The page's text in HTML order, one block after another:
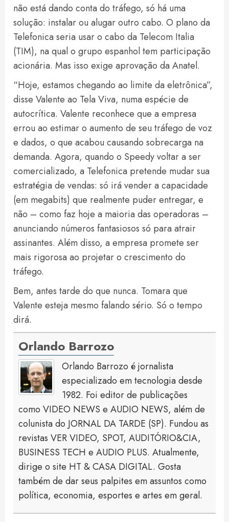
não está dando conta do tráfego, só há uma
solução: instalar ou alugar outro cabo. O plano da
Telefonica seria usar o cabo da Telecom Italia
(TIM), na qual o grupo espanhol tem participação
acionária. Mas isso exige aprovação da Anatel.
“Hoje, estamos chegando ao limite da eletrônica”,
disse Valente ao Tela Viva, numa espécie de
autocrítica. Valente reconhece que a empresa
errou ao estimar o aumento de seu tráfego de voz
e dados, o que acabou causando sobrecarga na
demanda. Agora, quando o Speedy voltar a ser
comercializado, a Telefonica pretende mudar sua
estratégia de vendas: só irá vender a capacidade
(em megabits) que realmente puder entregar, e
não – como faz hoje a maioria das operadoras –
anunciando números fantasiosos só para atrair
assinantes. Além disso, a empresa promete ser
mais rigorosa ao projetar o crescimento do
tráfego.
Bem, antes tarde do que nunca. Tomara que
Valente esteja mesmo falando sério. Só o tempo
dirá.
Orlando Barrozo
Orlando Barrozo é jornalista
especializado em tecnologia desde
1982. Foi editor de publicações
como VIDEO NEWS e AUDIO NEWS, além de
colunista do JORNAL DA TARDE (SP). Fundou as
revistas VER VIDEO, SPOT, AUDITÓRIO&CIA,
BUSINESS TECH e AUDIO PLUS. Atualmente,
dirige o site HT & CASA DIGITAL. Gosta
também de dar seus palpites em assuntos como
política, economia, esportes e artes em geral.